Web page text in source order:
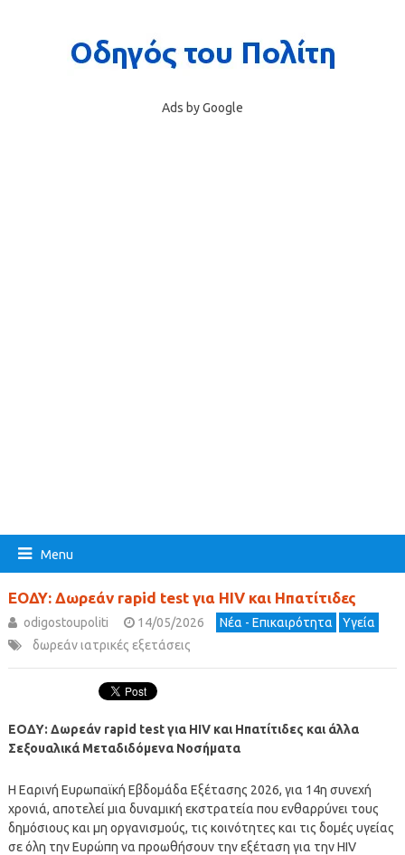
Ads by Google
Menu
ΕΟΔΥ: Δωρεάν rapid test για HIV και Ηπατίτιδες
odigostoupoliti 14/05/2026 Νέα - Επικαιρότητα
Υγεία
δωρεάν ιατρικές εξετάσεις
ΕΟΔΥ: Δωρεάν rapid test για HIV και Ηπατίτιδες και άλλα
Σεξουαλικά Μεταδιδόμενα Νοσήματα
Η Εαρινή Ευρωπαϊκή Εβδομάδα Εξέτασης 2026, για 14η συνεχή
χρονιά, αποτελεί μια δυναμική εκστρατεία που ενθαρρύνει τους
δημόσιους και μη οργανισμούς, τις κοινότητες και τις δομές υγείας
σε όλη την Ευρώπη να προωθήσουν την εξέταση για την HIV